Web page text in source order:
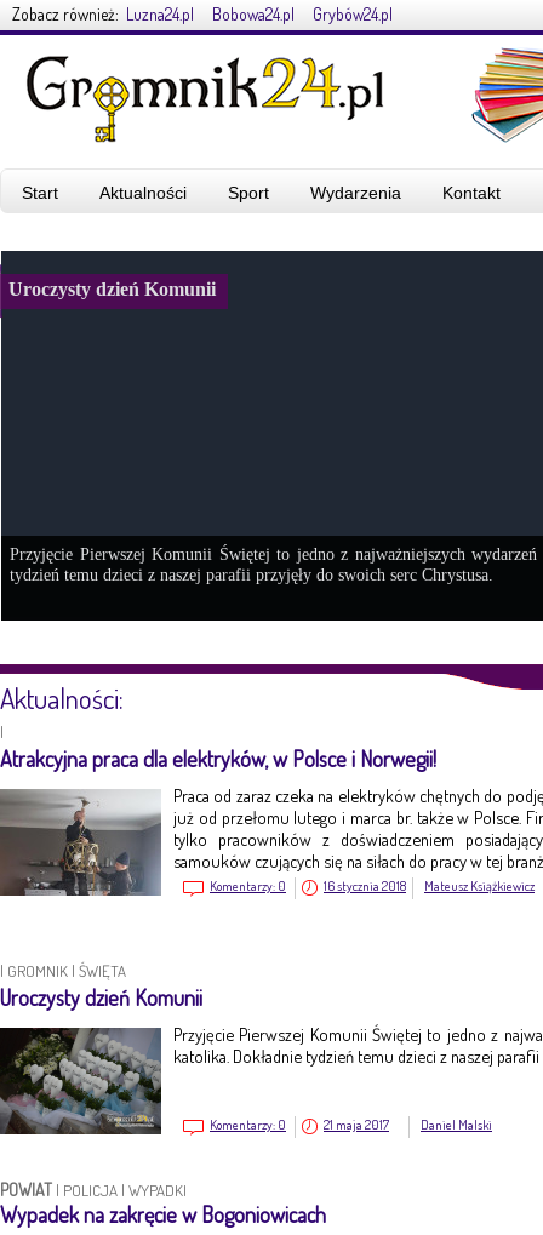
Zobacz również: Luzna24.pl Bobowa24.pl Grybów24.pl
Start Aktualności Sport Wydarzenia Kontakt
Uroczysty dzień Komunii
Przyjęcie Pierwszej Komunii Świętej to jedno z najważniejszych
tydzień temu dzieci z naszej parafii przyjęły do swoich serc Chrystusa.
Aktualności:
|
Atrakcyjna praca dla elektryków, w Polsce i Norwegii!
Praca od zaraz czeka na elektryków chętnych do
już od przełomu lutego i marca br. także w Polsce.
tylko pracowników z doświadczeniem
samouków czujących się na siłach do pracy w tej
Komentarzy: 0 16 stycznia 2018 Mateusz Książkiewicz
| GROMNIK | ŚWIĘTA
Uroczysty dzień Komunii
Przyjęcie Pierwszej Komunii Świętej to jedno z
katolika. Dokładnie tydzień temu dzieci z naszej
Komentarzy: 0 21 maja 2017 Daniel Malski
POWIAT | POLICJA | WYPADKI
Wypadek na zakręcie w Bogoniowicach